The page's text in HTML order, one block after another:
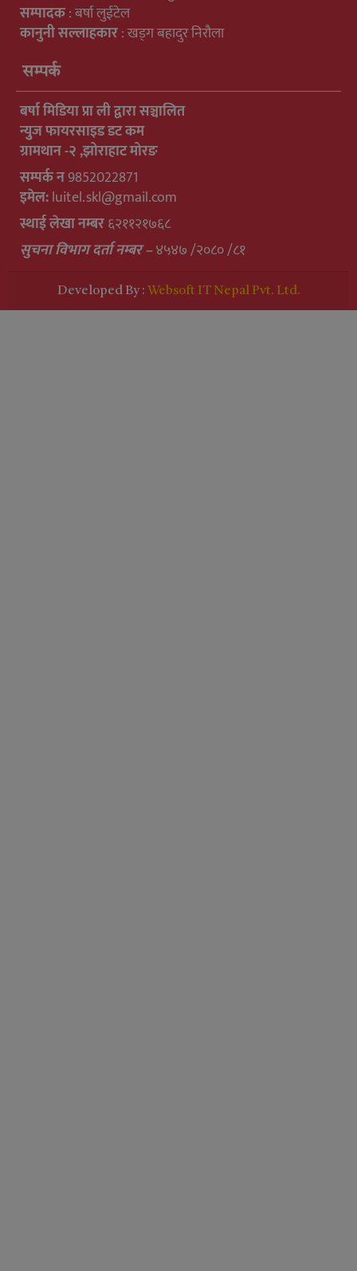
सम्पादक: बर्षा लुईटेल
कानुनी सल्लाहकार: खड्ग बहादुर निरौला
सम्पर्क
बर्षा मिडिया प्रा ली द्वारा सञ्चालित
न्युुज फायरसाइड डट कम
ग्रामथान -२ ,झोराहाट मोरङ
सम्पर्क न9852022871
इमेल:luitel.skl@gmail.com
स्थाई लेखा नम्बर६२११२१७६८
सुचना विभाग दर्ता नम्बर –४५४७ /२०८० /८१
Developed By : Websoft IT Nepal Pvt. Ltd.